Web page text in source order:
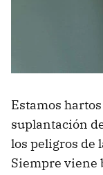
Estamos
suplantación
los peligros de
Siempre viene